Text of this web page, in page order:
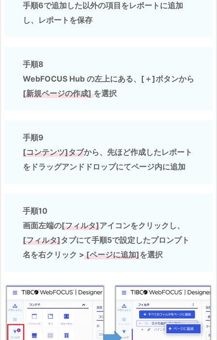
手順6で追加した以外の項目をレポートに追加
し、レポートを保存
手順8
WebFOCUS Hub の左上にある、[＋]ボタンから
[新規ページの作成]を選択
手順9
[コンテンツ]タブから、先ほど作成したレポート
をドラッグアンドドロップにてページ内に追加
手順10
画面左端の[フィルタ]アイコンをクリックし、
[フィルタ]タブにて手順5で設定したプロンプト
名を右クリック >[ページに追加]を選択